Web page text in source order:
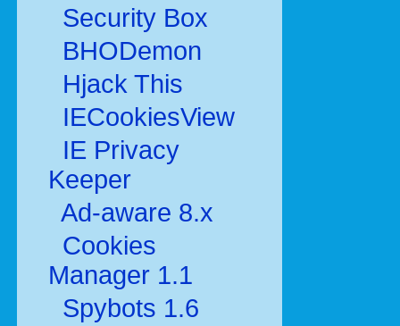
Security Box
BHODemon
Hjack This
IECookiesView
IE Privacy
Keeper
Ad-aware 8.x
Cookies
Manager 1.1
Spybots 1.6